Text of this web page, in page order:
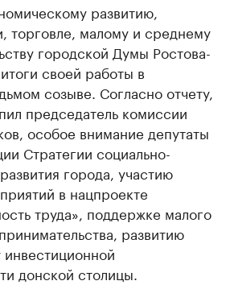
развитию,
торговле, малому и среднему
городской Думы Ростова-
своей работы в
созыве. Согласно отчету,
председатель комиссии
особое внимание депутаты
Стратегии социально-
города, участию
в нацпроекте
труда», поддержке малого
развитию
донской столицы.